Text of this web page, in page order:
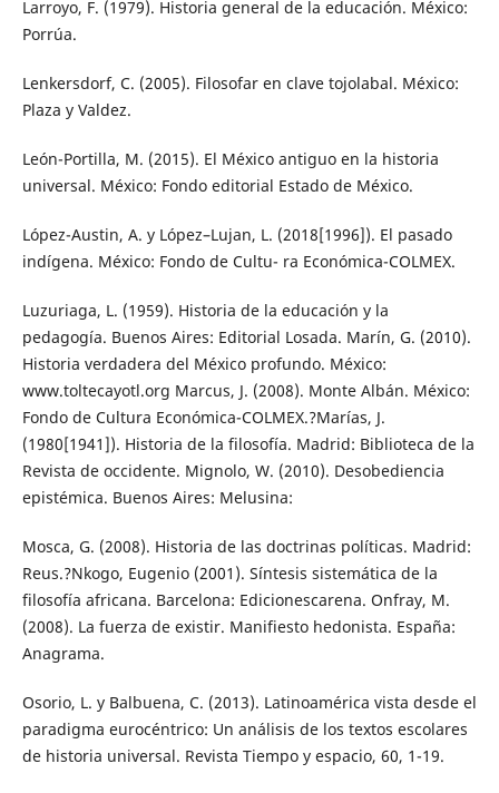
Larroyo, F. (1979). Historia general de la educación. México:
Porrúa.
Lenkersdorf, C. (2005). Filosofar en clave tojolabal. México:
Plaza y Valdez.
León-Portilla, M. (2015). El México antiguo en la historia
universal. México: Fondo editorial Estado de México.
López-Austin, A. y López–Lujan, L. (2018[1996]). El pasado
indígena. México: Fondo de Cultu- ra Económica-COLMEX.
Luzuriaga, L. (1959). Historia de la educación y la
pedagogía. Buenos Aires: Editorial Losada. Marín, G. (2010).
Historia verdadera del México profundo. México:
www.toltecayotl.org Marcus, J. (2008). Monte Albán. México:
Fondo de Cultura Económica-COLMEX.?Marías, J.
(1980[1941]). Historia de la filosofía. Madrid: Biblioteca de la
Revista de occidente. Mignolo, W. (2010). Desobediencia
epistémica. Buenos Aires: Melusina:
Mosca, G. (2008). Historia de las doctrinas políticas. Madrid:
Reus.?Nkogo, Eugenio (2001). Síntesis sistemática de la
filosofía africana. Barcelona: Edicionescarena. Onfray, M.
(2008). La fuerza de existir. Manifiesto hedonista. España:
Anagrama.
Osorio, L. y Balbuena, C. (2013). Latinoamérica vista desde el
paradigma eurocéntrico: Un análisis de los textos escolares
de historia universal. Revista Tiempo y espacio, 60, 1-19.